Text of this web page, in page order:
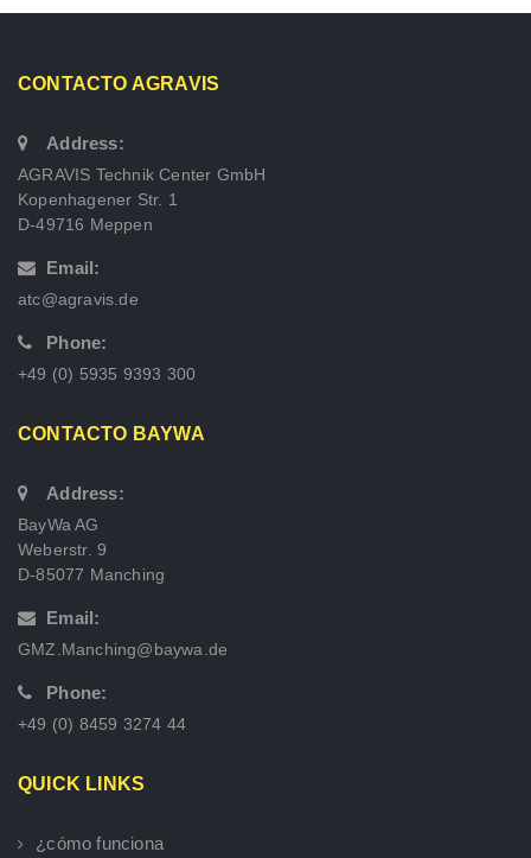
CONTACTO AGRAVIS
Address:
AGRAVIS Technik Center GmbH
Kopenhagener Str. 1
D-49716 Meppen
Email:
atc@agravis.de
Phone:
+49 (0) 5935 9393 300
CONTACTO BAYWA
Address:
BayWa AG
Weberstr. 9
D-85077 Manching
Email:
GMZ.Manching@baywa.de
Phone:
+49 (0) 8459 3274 44
QUICK LINKS
¿cómo funciona